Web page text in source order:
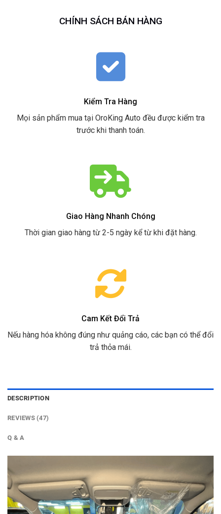
CHÍNH SÁCH BÁN HÀNG
Kiểm Tra Hàng
Mọi sản phẩm mua tại OroKing Auto đều được kiểm tra
trước khi thanh toán.
Giao Hàng Nhanh Chóng
Thời gian giao hàng từ 2-5 ngày kể từ khi đặt hàng.
Cam Kết Đổi Trả
Nếu hàng hóa không đúng như quảng cáo, các bạn có thể đổi
trả thỏa mái.
DESCRIPTION
REVIEWS (47)
Q & A